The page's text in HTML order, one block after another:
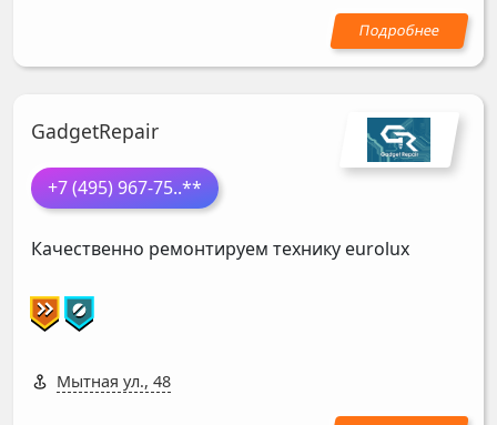
GadgetRepair
+7 (495) 967-75..**
Качественно ремонтируем технику eurolux
Мытная ул., 48